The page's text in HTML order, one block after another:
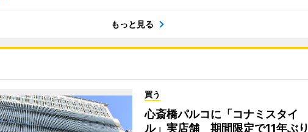
もっと見る
買う
心斎橋パルコに「コナミスタイ
ル」実店舗 期間限定で11年ぶり